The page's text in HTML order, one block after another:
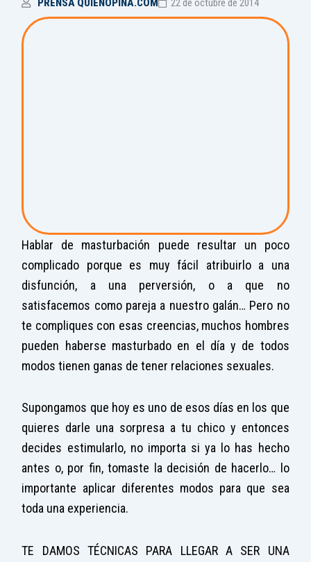
Hablar de masturbación puede resultar un poco
complicado porque es muy fácil atribuirlo a una
disfunción, a una perversión, o a que no
satisfacemos como pareja a nuestro galán… Pero no
te compliques con esas creencias, muchos hombres
pueden haberse masturbado en el día y de todos
modos tienen ganas de tener relaciones sexuales.
Supongamos que hoy es uno de esos días en los que
quieres darle una sorpresa a tu chico y entonces
decides estimularlo, no importa si ya lo has hecho
antes o, por fin, tomaste la decisión de hacerlo… lo
importante aplicar diferentes modos para que sea
toda una experiencia.
TE DAMOS TÉCNICAS PARA LLEGAR A SER UNA